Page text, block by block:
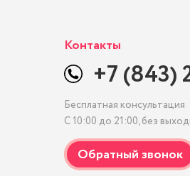
Контакты
+7 (843)
Бесплатная консультация
С 10:00 до 21:00, без